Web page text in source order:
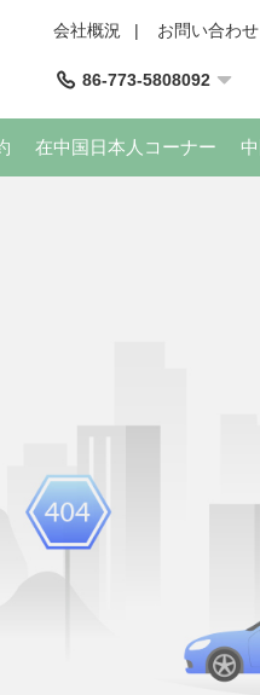
会社概況 | お問い合わせ
86-773-5808092
在中国日本人コーナー